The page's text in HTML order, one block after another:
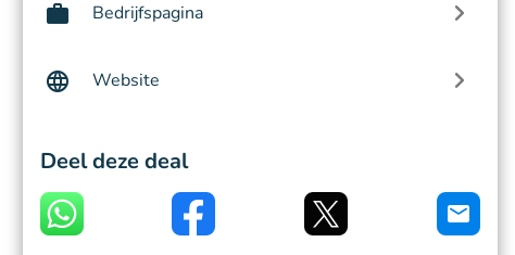
Bedrijfspagina
Website
Deel deze deal